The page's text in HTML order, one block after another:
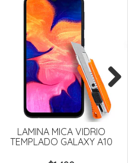
LAMINA MICA VIDRIO
TEMPLADO GALAXY A10
Next